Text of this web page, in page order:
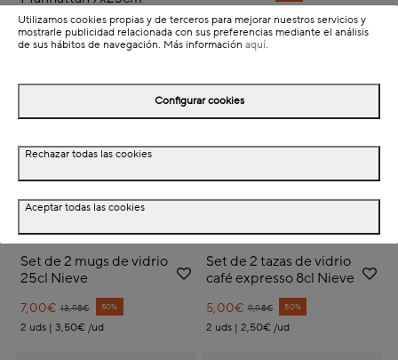
12,99€
Set de 2 mugs de vidrio
25cl Nieve
Price reduced from
13,98€
to 50%
7,00€
2 uds | 3,50€ /ud
Set de 2 tazas de vidrio
café expresso 8cl Nieve
Price reduced from
9,98€
to 50%
5,00€
2 uds | 2,50€ /ud
Utilizamos cookies propias y de terceros para mejorar nuestros servicios y
mostrarle publicidad relacionada con sus preferencias mediante el análisis
de sus hábitos de navegación. Más información aquí.
Configurar cookies
Rechazar todas las cookies
Aceptar todas las cookies